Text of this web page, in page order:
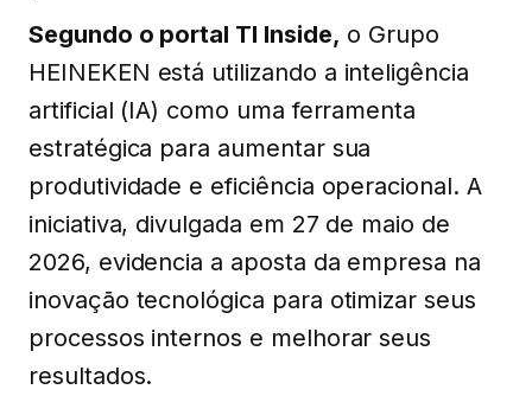
Segundo o portal TI Inside, o Grupo
HEINEKEN está utilizando a inteligência
artificial (IA) como uma ferramenta
estratégica para aumentar sua
produtividade e eficiência operacional. A
iniciativa, divulgada em 27 de maio de
2026, evidencia a aposta da empresa na
inovação tecnológica para otimizar seus
processos internos e melhorar seus
resultados.